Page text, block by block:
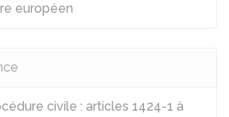
européen
civile : articles 1424-1 à